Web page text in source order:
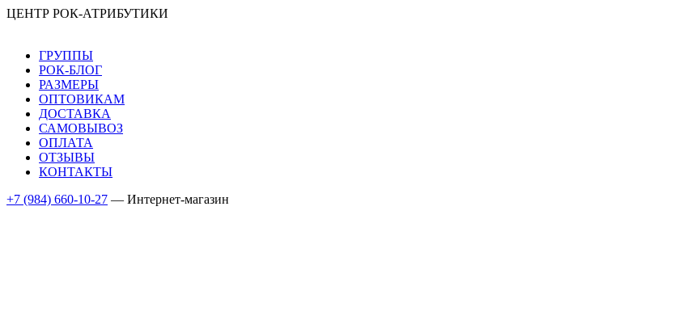
ЦЕНТР РОК-АТРИБУТИКИ
ГРУППЫ
РОК-БЛОГ
РАЗМЕРЫ
ОПТОВИКАМ
ДОСТАВКА
САМОВЫВОЗ
ОПЛАТА
ОТЗЫВЫ
КОНТАКТЫ
+7 (984) 660-10-27 — Интернет-магазин